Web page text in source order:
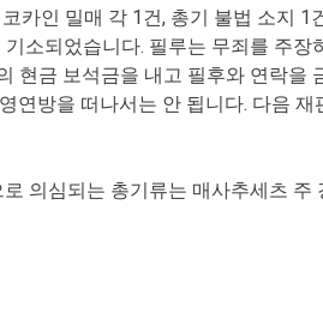
카인 밀매 각 1건, 총기 불법 소지 1
소되었습니다. 필루는 무죄를 주장
현금 보석금을 내고 필후와 연락을
연방을 떠나서는 안 됩니다. 다음 재
의심되는 총기류는 매사추세츠 주